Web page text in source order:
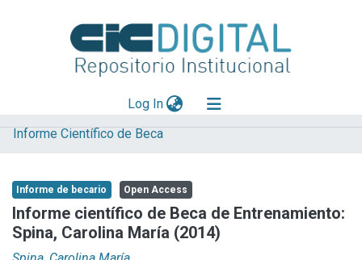
Log In(current)
Explorar
Aportar material
Statistics
Informe Científico de Beca
Informe de becario Open Access
Informe científico de Beca de Entrenamiento:
Spina, Carolina María (2014)